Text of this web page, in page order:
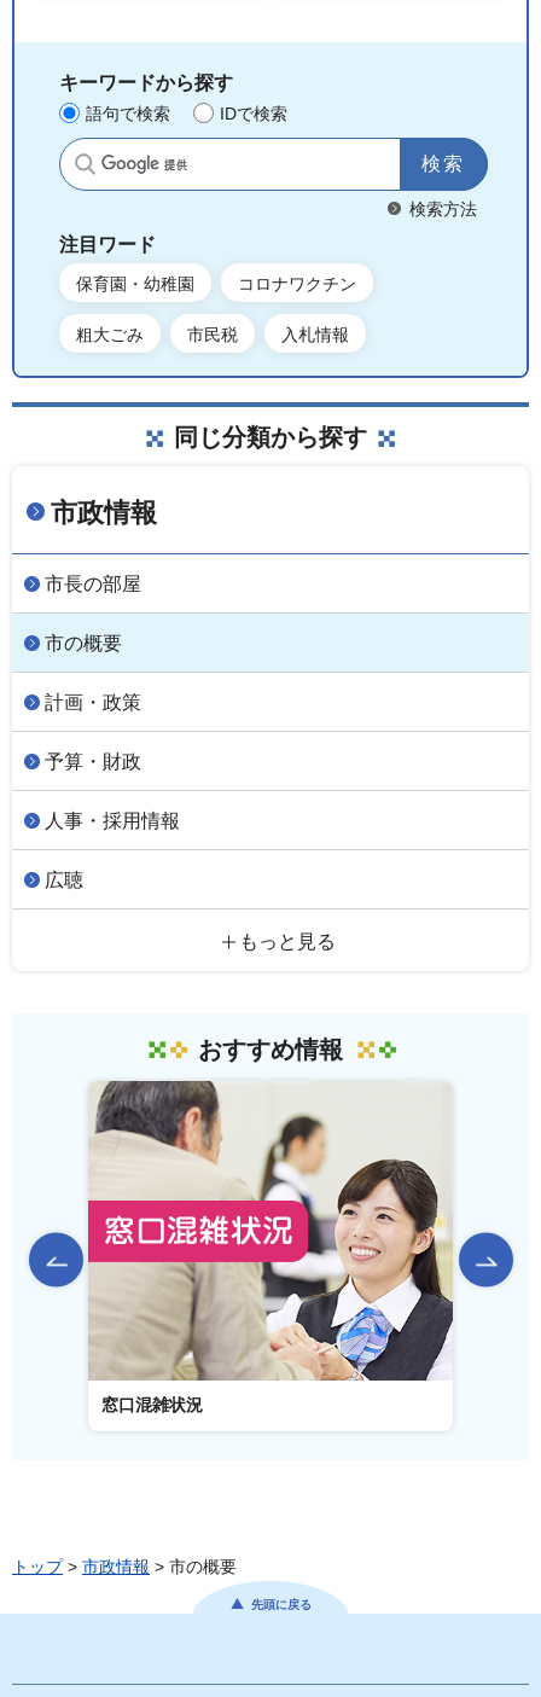
キーワードから探す
語句で検索 IDで検索
サイト内検索
検索方法
注目ワード
保育園・幼稚園 コロナワクチン
粗大ごみ 市民税 入札情報
同じ分類から探す
市政情報
市長の部屋
市の概要
計画・政策
予算・財政
人事・採用情報
広聴
もっと見る
おすすめ情報
前のスライドを表示
窓口混雑状況
トップ> 市政情報 > 市の概要
先頭に戻る